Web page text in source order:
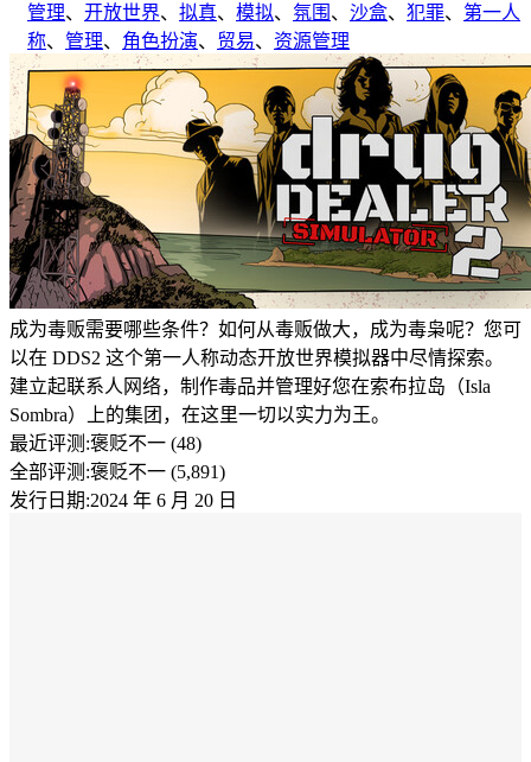
管理、 开放世界、 拟真、 模拟、 氛围 、 沙盒、 犯罪、 第一人
称、 管理、 角色扮演、 贸易、 资源管理
成为毒贩需要哪些条件？如何从毒贩做大，成为毒枭呢？您可
以在 DDS2 这个第一人称动态开放世界模拟器中尽情探索。
建立起联系人网络，制作毒品并管理好您在索布拉岛（Isla
Sombra）上的集团，在这里一切以实力为王。
最近评测:褒贬不一 (48)
全部评测:褒贬不一 (5,891)
发行日期:2024 年 6 月 20 日